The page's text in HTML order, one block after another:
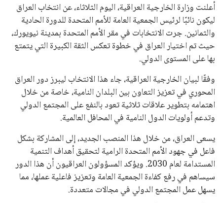
محافظات
أعلنت وزارة الخارجية العراقية، اليوم الثلاثاء، عن انتخاب العراق
ليكون نائبًا لرئيس الجمعية العامة للأمم المتحدة للدورة الحادية
والثمانين. جرت الانتخابات في مقر الأمم المتحدة بمدينة نيويورك،
حيث تم اختيار العراق في خطوة تعكس الثقة الكبيرة التي يتمتع
بها على المستوى الدولي.
وفقًا لبيان الخارجية العراقية، جاء هذا الانتخاب ليبرز دور العراق
المحوري في تعزيز التعاون بين البلدان النامية، خاصة من خلال
اهتمامه بتطوير علاقات ثلاثية تعود بالنفع على المجتمع الدولي
وتدعم أولويات الدول النامية في المحافل العالمية.
يسعى العراق، من خلال هذا المنصب الجديد، إلى المشاركة بشكل
فاعل في جهود الأمم المتحدة الرامية لتحقيق أهداف التنمية
المستدامة لعام 2030. ويؤكد المسؤولون العراقيون أن هذا الدور
سيساهم في رفع كفاءة الجمعية العامة وتعزيز فاعلية عملها، مما
يسهل عمل المجتمع الدولي في مجالات متعددة.